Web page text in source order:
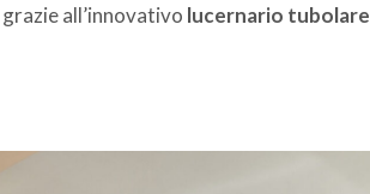
grazie all’innovativo lucernario tubolare